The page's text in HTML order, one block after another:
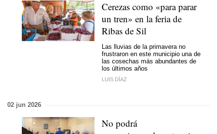
Cerezas como «para parar
un tren» en la feria de
Ribas de Sil
Las lluvias de la primavera no
frustraron en este municipio una de
las cosechas más abundantes de
los últimos años
LUIS DÍAZ
02 jun 2026
No podrá